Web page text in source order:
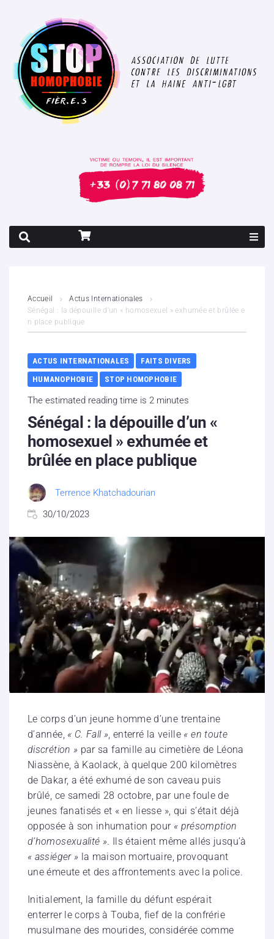
Contenus litigieux
Nous soutenir
Boutique
Partenaires
Contacts
Accueil
Actus Internationales
Sénégal : la dépouille d’un « homosexuel » exhumée et brûlée e
n place publique
ACTUS INTERNATIONALES
FAITS DIVERS
HUMANOPHOBIE
STOP HOMOPHOBIE
The estimated reading time is 2 minutes
Sénégal : la dépouille d’un «
homosexuel » exhumée et
brûlée en place publique
Terrence Khatchadourian
30/10/2023
Le corps d’un jeune homme d’une trentaine
d’année, « C. Fall », enterré la veille « en toute
discrétion » par sa famille au cimetière de Léona
Niassène, à Kaolack, à quelque 200 kilomètres
de Dakar, a été exhumé de son caveau puis
brûlé, ce samedi 28 octobre, par une foule de
jeunes fanatisés et « en liesse », qui s’était déjà
opposée à son inhumation pour « présomption
d’homosexualité ». Ils étaient même allés jusqu’à
« assiéger » la maison mortuaire, provoquant
une émeute et des affrontements avec la police.
Initialement, la famille du défunt espérait
enterrer le corps à Touba, fief de la confrérie
musulmane des mourides, considérée comme